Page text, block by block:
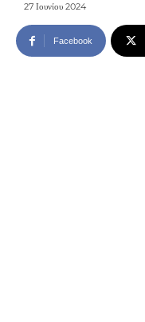
27 Ιουνίου 2024
Facebook